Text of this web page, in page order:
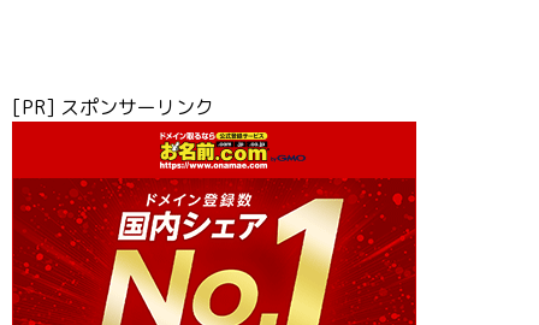
[PR] スポンサーリンク